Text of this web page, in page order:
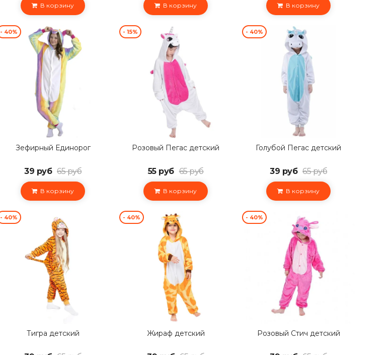
В корзину В корзину В корзину
- 40%
Зефирный Единорог
39 руб 65 руб
В корзину
- 15%
Розовый Пегас детский
55 руб 65 руб
В корзину
- 40%
Голубой Пегас детский
39 руб 65 руб
В корзину
- 40%
Тигра детский
- 40%
Жираф детский
- 40%
Розовый Стич детский